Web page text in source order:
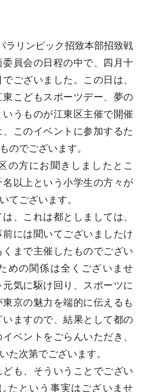
ラリンピック招致本部招致戦
員会の日程の中で、四月十
ございました。この日は、
こどもスポーツデー、夢の
うものが江東区主催で開催
このイベントに参加するた
のでございます。
方にお聞きしましたとこ
以上という小学生の方々が
てございます。
、これは都としましては、
には聞いてございましたけ
まで主催したものでござい
めの関係は全くございませ
気に駆け回り、スポーツに
京の魅力を端的に伝えるも
ますので、結果として都の
ベントをごらんいただき、
た次第でございます。
も、そういうことでござい
たという事実はございませ